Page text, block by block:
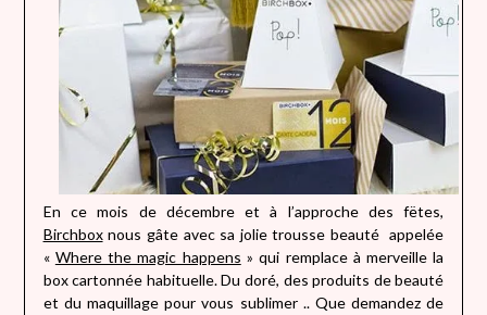
En ce mois de décembre et à l’approche des fëtes,
Birchboxnous gâte avec sa jolie trousse beauté appelée
« Where the magic happens » qui remplace à merveille la
box cartonnée habituelle. Du doré, des produits de beauté
et du maquillage pour vous sublimer .. Que demandez de